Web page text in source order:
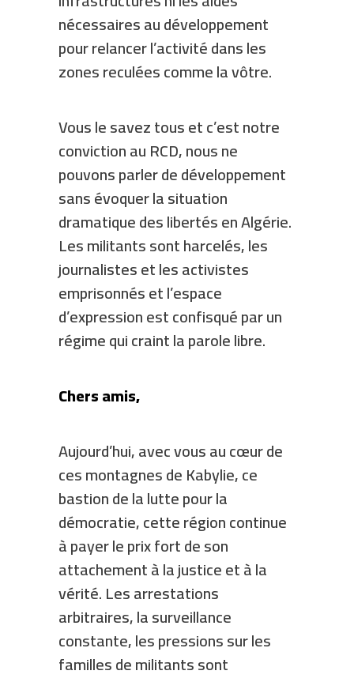
nécessaires au développement
pour relancer l’activité dans les
zones reculées comme la vôtre.
Vous le savez tous et c’est notre
conviction au RCD, nous ne
pouvons parler de développement
sans évoquer la situation
dramatique des libertés en Algérie.
Les militants sont harcelés, les
journalistes et les activistes
emprisonnés et l’espace
d’expression est confisqué par un
régime qui craint la parole libre.
Chers amis,
Aujourd’hui, avec vous au cœur de
ces montagnes de Kabylie, ce
bastion de la lutte pour la
démocratie, cette région continue
à payer le prix fort de son
attachement à la justice et à la
vérité. Les arrestations
arbitraires, la surveillance
constante, les pressions sur les
familles de militants sont